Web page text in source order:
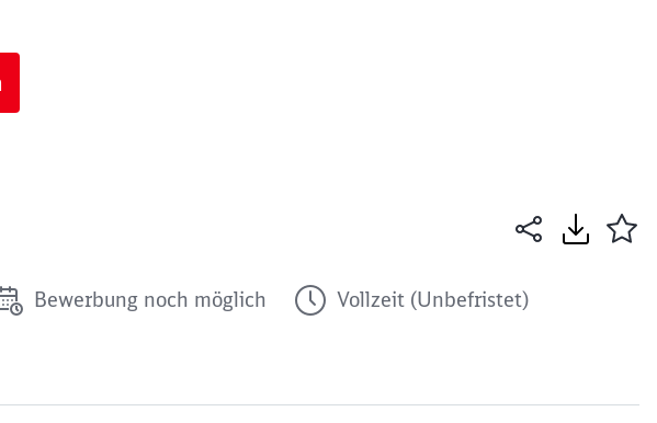
Bewerbung noch möglich Vollzeit (Unbefristet)